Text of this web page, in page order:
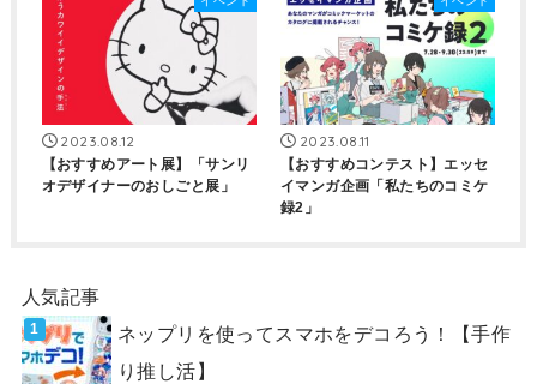
2023.08.12
【おすすめアート展】「サンリ
オデザイナーのおしごと展」
2023.08.11
【おすすめコンテスト】エッセ
イマンガ企画「私たちのコミケ
録2」
人気記事
ネップリを使ってスマホをデコろう！【手作
り推し活】